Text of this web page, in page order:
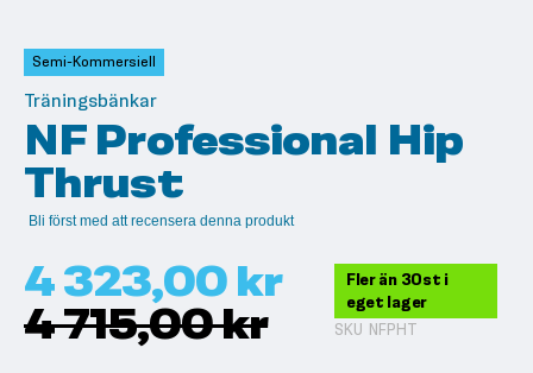
av
bildgalleriet
Semi-Kommersiell
Träningsbänkar
NF Professional Hip
Thrust
Bli först med att recensera denna produkt
4 323,00 kr
4 715,00 kr
Fler än 30st i
eget lager
SKU NFPHT